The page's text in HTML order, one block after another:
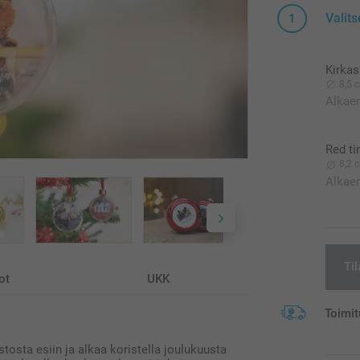
UKK
esiin ja alkaa koristella joulukuusta
1
Kirkas
8,5
Red
8,2